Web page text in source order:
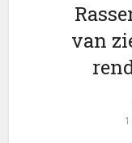
van